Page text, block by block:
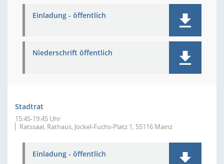
Einladung - öffentlich
Niederschrift öffentlich
Stadtrat
15:45-19:45 Uhr
Ratssaal, Rathaus, Jockel-Fuchs-Platz 1, 55116 Mainz
Einladung - öffentlich